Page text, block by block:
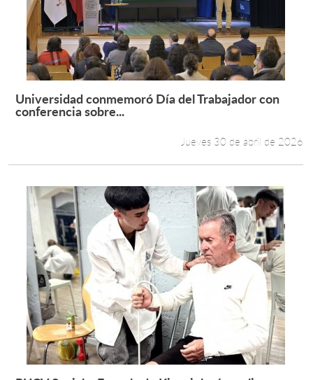
Leer más +
Universidad conmemoró Día del Trabajador con
conferencia sobre...
Jueves 30 de abril de 2026